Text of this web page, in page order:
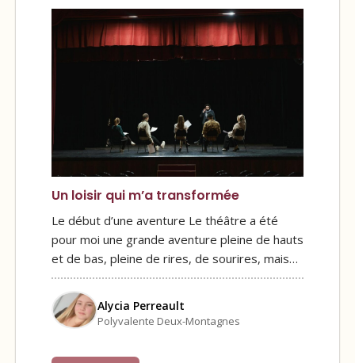
Un loisir qui m’a transformée
Le début d’une aventure Le théâtre a été
pour moi une grande aventure pleine de hauts
et de bas, pleine de rires, de sourires, mais…
Alycia Perreault
Polyvalente Deux-Montagnes